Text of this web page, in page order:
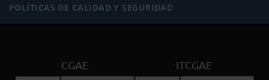
POLÍTICAS DE CALIDAD Y SEGURIDAD
CGAE ITCGAE